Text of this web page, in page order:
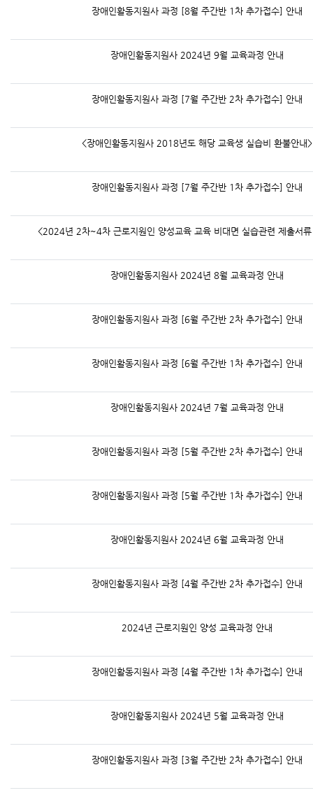
장애인활동지원사 과정 [8월 주간반 1차 추가접수] 안내
장애인활동지원사 2024년 9월 교육과정 안내
장애인활동지원사 과정 [7월 주간반 2차 추가접수] 안내
<장애인활동지원사 2018년도 해당 교육생 실습비 환불안내>
장애인활동지원사 과정 [7월 주간반 1차 추가접수] 안내
<2024년 2차~4차 근로지원인 양성교육 교육 비대면 실습관련 제출서
장애인활동지원사 2024년 8월 교육과정 안내
장애인활동지원사 과정 [6월 주간반 2차 추가접수] 안내
장애인활동지원사 과정 [6월 주간반 1차 추가접수] 안내
장애인활동지원사 2024년 7월 교육과정 안내
장애인활동지원사 과정 [5월 주간반 2차 추가접수] 안내
장애인활동지원사 과정 [5월 주간반 1차 추가접수] 안내
장애인활동지원사 2024년 6월 교육과정 안내
장애인활동지원사 과정 [4월 주간반 2차 추가접수] 안내
2024년 근로지원인 양성 교육과정 안내
장애인활동지원사 과정 [4월 주간반 1차 추가접수] 안내
장애인활동지원사 2024년 5월 교육과정 안내
장애인활동지원사 과정 [3월 주간반 2차 추가접수] 안내